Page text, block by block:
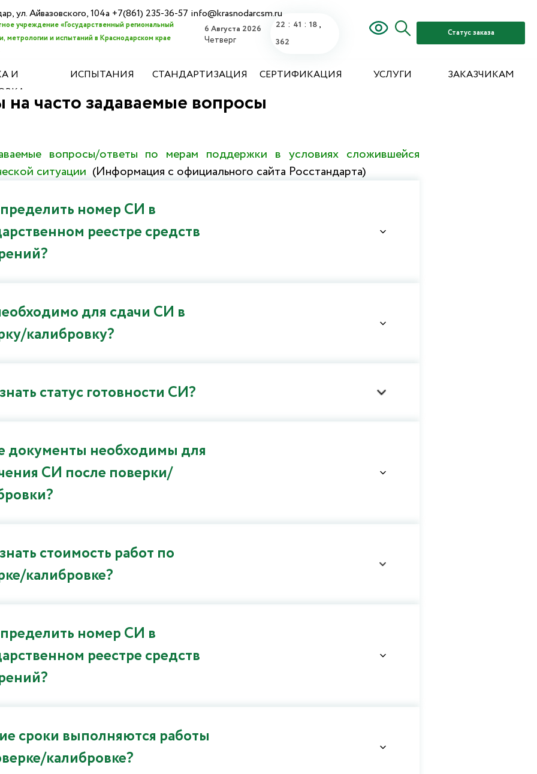
учреждение «Государственный региональный
метрологии и испытаний в Краснодарском крае
ул. Айвазовского, 104а +7(861) 235-36-57 info@krasnodarcsm.ru
6 Августа 2026
Четверг
22 : 41 : 18,
900
Статус заказа
И
ИСПЫТАНИЯ СТАНДАРТИЗАЦИЯ СЕРТИФИКАЦИЯ УСЛУГИ ЗАКАЗЧИКАМ
часто задаваемые вопросы
вопросы/ответы по мерам поддержки в условиях сложившейся
ситуации (Информация с официального сайта Росстандарта)
номер СИ в
реестре средств
для сдачи СИ в
калибровку?
статус готовности СИ?
документы необходимы для
СИ после поверки/
стоимость работ по
калибровке?
номер СИ в
реестре средств
сроки выполняются работы
калибровке?